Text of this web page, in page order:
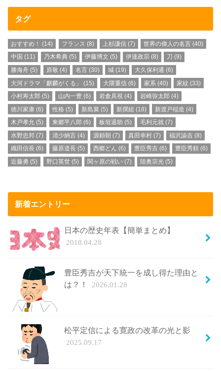
タグ
おすすめ！ (14) フランス (8) 上杉謙信(7) 世界の偉人の名言 (40)
中国 (11) 乃木希典(5) 伊藤博文 (5) 伊達政宗 (8) 刀 (9)
勝海舟 (5) 原敬 (4) 名言(30) 城 (19) 大久保利通 (6)
大河ドラマ「麒麟がくる」
(15) 大隈重信(6) 家系 (40) 家紋 (33)
小村寿太郎 (5) 山内一豊 (6) 岩倉具視(4) 岩崎弥太郎 (4)
徳川家康 (6) 性格 (5) 新島襄 (5) 新撰組 (18) 新渡戸稲造 (4)
木戸孝允 (5) 東郷平八郎 (6) 板垣退助 (5) 毛利元就 (7)
水野忠邦 (7) 清少納言(4) 源頼朝 (7) 真田幸村 (7) 福沢諭吉 (8)
織田信長 (6) 藤原道長(5) 西郷どん (6) 豊臣秀吉 (6) 豊臣秀頼 (6)
近藤勇 (5) 野口英世(5) 関ヶ原の戦い(7) 陸奥宗光 (5)
新着エントリー
日本の歴史年表【簡単まとめ】
2018.04.28
豊臣秀吉が天下統一を成し得た理由と
は？！
2026.01.28
松平定信による寛政の改革の光と影
2025.09.17